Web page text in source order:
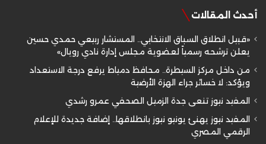
أحدث المقالات
«قبيل انطلاق السباق الانتخابي.. المستشار ربيعي حمدي حسين
يعلن ترشحه رسمياً لعضوية مجلس إدارة نادي رويال»
من داخل مركز السيطرة.. محافظ دمياط يرفع درجة الاستعداد
ويؤكد: لا خسائر جراء الهزة الأرضية
المفيد نيوز تنعى جدة الزميل الصحفي عمرو رشدي
المفيد نيوز يهنئ يونيو نيوز بانطلاقها.. إضافة جديدة للإعلام
الرقمي المصري